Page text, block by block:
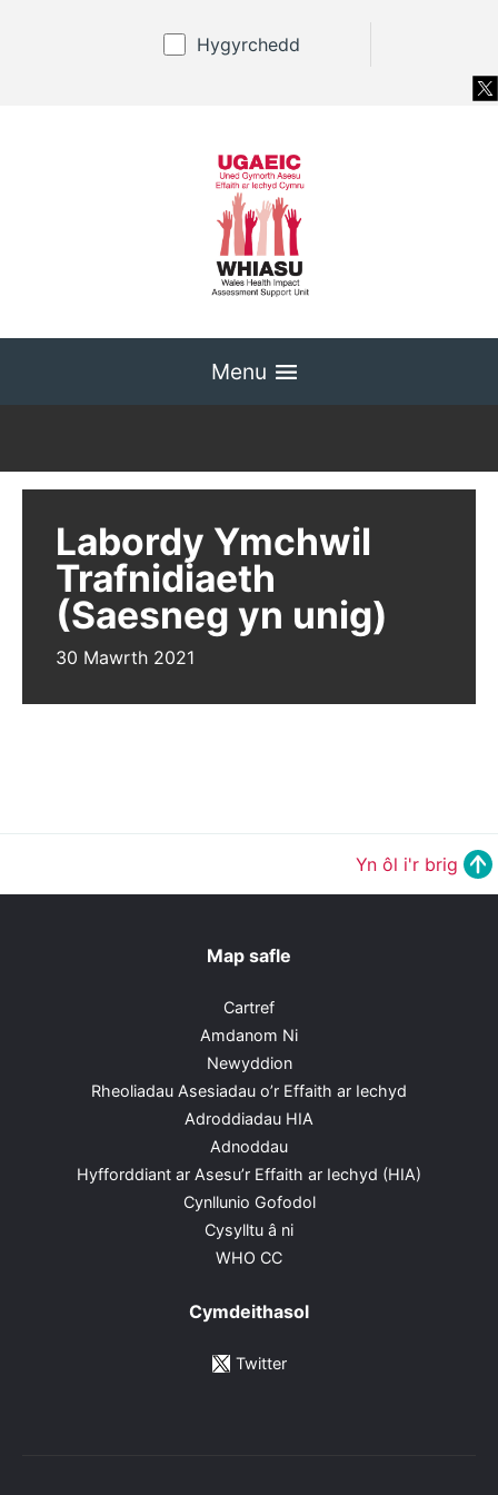
Hygyrchedd
Menu
Labordy Ymchwil
Trafnidiaeth
(Saesneg yn unig)
30 Mawrth 2021
Yn ôl i'r brig
Map safle
Cartref
Amdanom Ni
Newyddion
Rheoliadau Asesiadau o’r Effaith ar Iechyd
Adroddiadau HIA
Adnoddau
Hyfforddiant ar Asesu’r Effaith ar Iechyd (HIA)
Cynllunio Gofodol
Cysylltu â ni
WHO CC
Cymdeithasol
Twitter